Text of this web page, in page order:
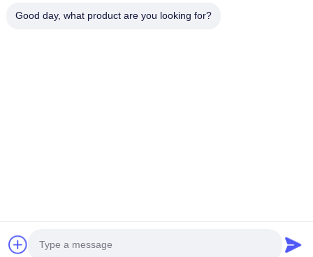
কারখানা ভ্রমণ
মান নিয়ন্ত্রণ
Good day, what product are you looking for?